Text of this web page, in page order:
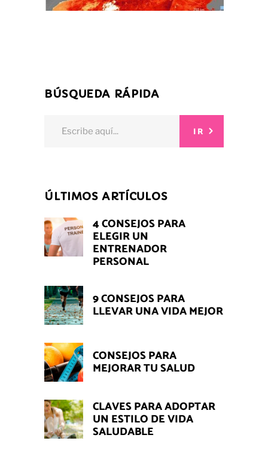
BÚSQUEDA RÁPIDA
IR
ÚLTIMOS ARTÍCULOS
4 CONSEJOS PARA
ELEGIR UN
ENTRENADOR
PERSONAL
9 CONSEJOS PARA
LLEVAR UNA VIDA MEJOR
CONSEJOS PARA
MEJORAR TU SALUD
CLAVES PARA ADOPTAR
UN ESTILO DE VIDA
SALUDABLE